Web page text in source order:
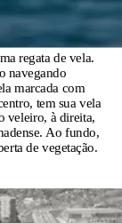
regata de vela.
navegando
marcada com
tem sua vela
veleiro, à direita,
Ao fundo,
de vegetação.